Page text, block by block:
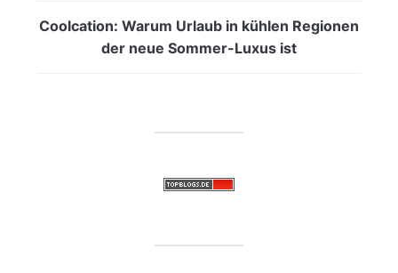
Coolcation: Warum Urlaub in kühlen Regionen
der neue Sommer-Luxus ist